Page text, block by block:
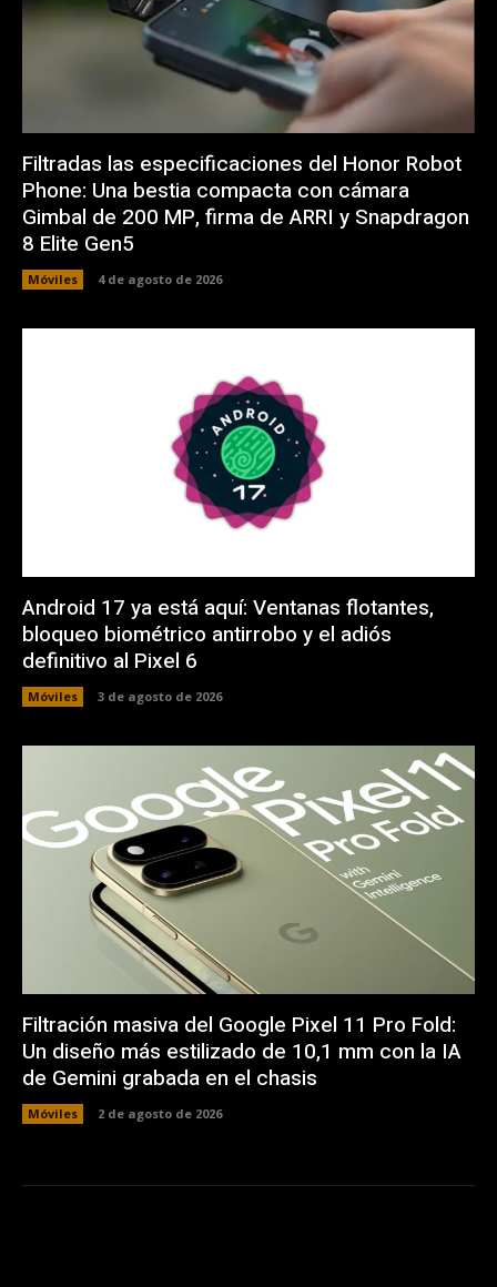
Filtradas las especificaciones del Honor Robot
Phone: Una bestia compacta con cámara
Gimbal de 200 MP, firma de ARRI y Snapdragon
8 Elite Gen5
Móviles 4 de agosto de 2026
Android 17 ya está aquí: Ventanas flotantes,
bloqueo biométrico antirrobo y el adiós
definitivo al Pixel 6
Móviles 3 de agosto de 2026
Filtración masiva del Google Pixel 11 Pro Fold:
Un diseño más estilizado de 10,1 mm con la IA
de Gemini grabada en el chasis
Móviles 2 de agosto de 2026